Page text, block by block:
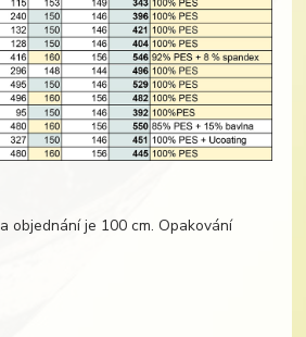
objednání je 100 cm. Opakování